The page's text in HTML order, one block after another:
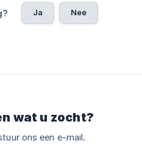
Ja Nee
wat u zocht?
ons een e-mail.